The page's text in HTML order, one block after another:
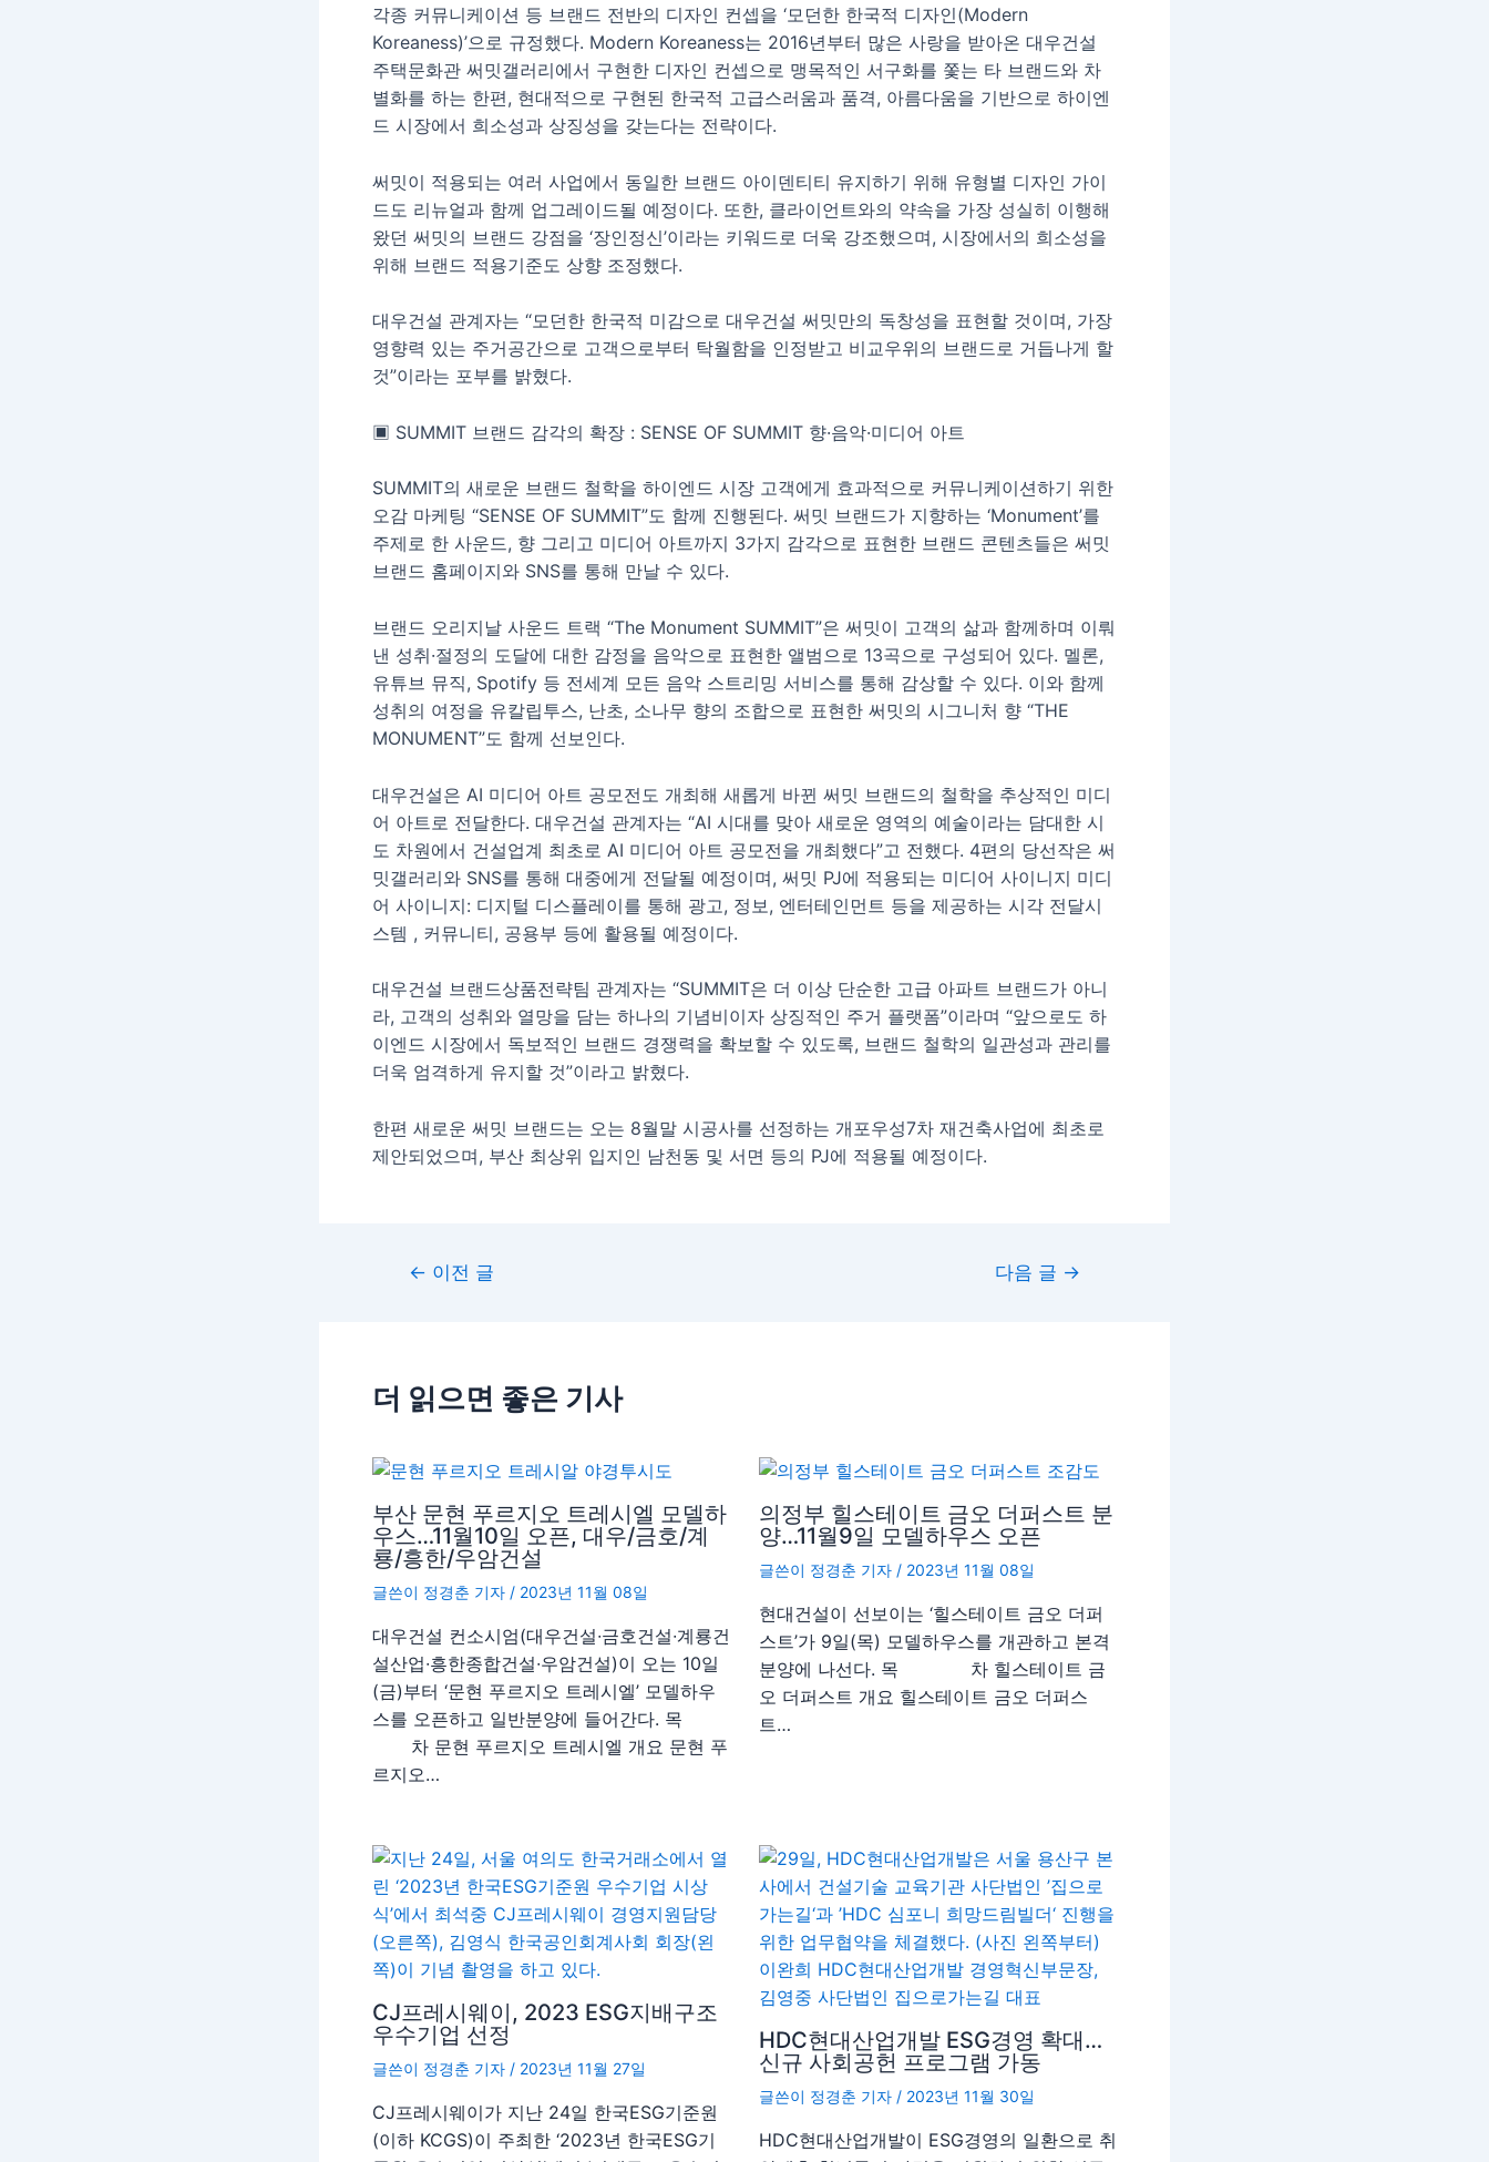
각종 커뮤니케이션 등 브랜드 전반의 디자인 컨셉을 ‘모던한 한국적 디자인(Modern
Koreaness)’으로 규정했다. Modern Koreaness는 2016년부터 많은 사랑을 받아온 대우건설
주택문화관 써밋갤러리에서 구현한 디자인 컨셉으로 맹목적인 서구화를 쫓는 타 브랜드와 차
별화를 하는 한편, 현대적으로 구현된 한국적 고급스러움과 품격, 아름다움을 기반으로 하이엔
드 시장에서 희소성과 상징성을 갖는다는 전략이다.
써밋이 적용되는 여러 사업에서 동일한 브랜드 아이덴티티 유지하기 위해 유형별 디자인 가이
드도 리뉴얼과 함께 업그레이드될 예정이다. 또한, 클라이언트와의 약속을 가장 성실히 이행해
왔던 써밋의 브랜드 강점을 ‘장인정신’이라는 키워드로 더욱 강조했으며, 시장에서의 희소성을
위해 브랜드 적용기준도 상향 조정했다.
대우건설 관계자는 “모던한 한국적 미감으로 대우건설 써밋만의 독창성을 표현할 것이며, 가장
영향력 있는 주거공간으로 고객으로부터 탁월함을 인정받고 비교우위의 브랜드로 거듭나게 할
것”이라는 포부를 밝혔다.
▣ SUMMIT 브랜드 감각의 확장 : SENSE OF SUMMIT 향·음악·미디어 아트
SUMMIT의 새로운 브랜드 철학을 하이엔드 시장 고객에게 효과적으로 커뮤니케이션하기 위한
오감 마케팅 “SENSE OF SUMMIT”도 함께 진행된다. 써밋 브랜드가 지향하는 ‘Monument’를
주제로 한 사운드, 향 그리고 미디어 아트까지 3가지 감각으로 표현한 브랜드 콘텐츠들은 써밋
브랜드 홈페이지와 SNS를 통해 만날 수 있다.
브랜드 오리지날 사운드 트랙 “The Monument SUMMIT”은 써밋이 고객의 삶과 함께하며 이뤄
낸 성취·절정의 도달에 대한 감정을 음악으로 표현한 앨범으로 13곡으로 구성되어 있다. 멜론,
유튜브 뮤직, Spotify 등 전세계 모든 음악 스트리밍 서비스를 통해 감상할 수 있다. 이와 함께
성취의 여정을 유칼립투스, 난초, 소나무 향의 조합으로 표현한 써밋의 시그니처 향 “THE
MONUMENT”도 함께 선보인다.
대우건설은 AI 미디어 아트 공모전도 개최해 새롭게 바뀐 써밋 브랜드의 철학을 추상적인 미디
어 아트로 전달한다. 대우건설 관계자는 “AI 시대를 맞아 새로운 영역의 예술이라는 담대한 시
도 차원에서 건설업계 최초로 AI 미디어 아트 공모전을 개최했다”고 전했다. 4편의 당선작은 써
밋갤러리와 SNS를 통해 대중에게 전달될 예정이며, 써밋 PJ에 적용되는 미디어 사이니지 미디
어 사이니지: 디지털 디스플레이를 통해 광고, 정보, 엔터테인먼트 등을 제공하는 시각 전달시
스템 , 커뮤니티, 공용부 등에 활용될 예정이다.
대우건설 브랜드상품전략팀 관계자는 “SUMMIT은 더 이상 단순한 고급 아파트 브랜드가 아니
라, 고객의 성취와 열망을 담는 하나의 기념비이자 상징적인 주거 플랫폼”이라며 “앞으로도 하
이엔드 시장에서 독보적인 브랜드 경쟁력을 확보할 수 있도록, 브랜드 철학의 일관성과 관리를
더욱 엄격하게 유지할 것”이라고 밝혔다.
한편 새로운 써밋 브랜드는 오는 8월말 시공사를 선정하는 개포우성7차 재건축사업에 최초로
제안되었으며, 부산 최상위 입지인 남천동 및 서면 등의 PJ에 적용될 예정이다.
← 이전 글 다음 글 →
더 읽으면 좋은 기사
부산 문현 푸르지오 트레시엘 모델하
우스…11월10일 오픈, 대우/금호/계
룡/흥한/우암건설
글쓴이 정경춘 기자 / 2023년 11월 08일
대우건설 컨소시엄(대우건설∙금호건설∙계룡건
설산업∙흥한종합건설∙우암건설)이 오는 10일
(금)부터 ‘문현 푸르지오 트레시엘’ 모델하우
스를 오픈하고 일반분양에 들어간다. 목
차 문현 푸르지오 트레시엘 개요 문현 푸
르지오…
의정부 힐스테이트 금오 더퍼스트 분
양…11월9일 모델하우스 오픈
글쓴이 정경춘 기자 / 2023년 11월 08일
현대건설이 선보이는 ‘힐스테이트 금오 더퍼
스트’가 9일(목) 모델하우스를 개관하고 본격
분양에 나선다. 목 차 힐스테이트 금
오 더퍼스트 개요 힐스테이트 금오 더퍼스
트…
CJ프레시웨이, 2023 ESG지배구조
우수기업 선정
글쓴이 정경춘 기자 / 2023년 11월 27일
CJ프레시웨이가 지난 24일 한국ESG기준원
(이하 KCGS)이 주최한 ‘2023년 한국ESG기
HDC현대산업개발 ESG경영 확대…
신규 사회공헌 프로그램 가동
글쓴이 정경춘 기자 / 2023년 11월 30일
HDC현대산업개발이 ESG경영의 일환으로 취